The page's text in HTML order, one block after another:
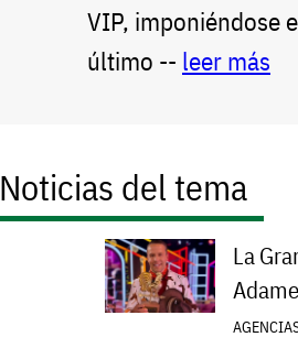
VIP, imponiéndose
último -- leer más
Noticias del tema
La